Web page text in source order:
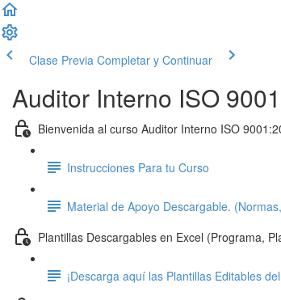
Clase Previa Completar y Continuar
Auditor Interno ISO
Bienvenida al curso Auditor Interno ISO
Instrucciones Para tu Curso
Material de Apoyo Descargable.
Plantillas Descargables en Excel (Programa,
¡Descarga aquí las Plantillas Editables